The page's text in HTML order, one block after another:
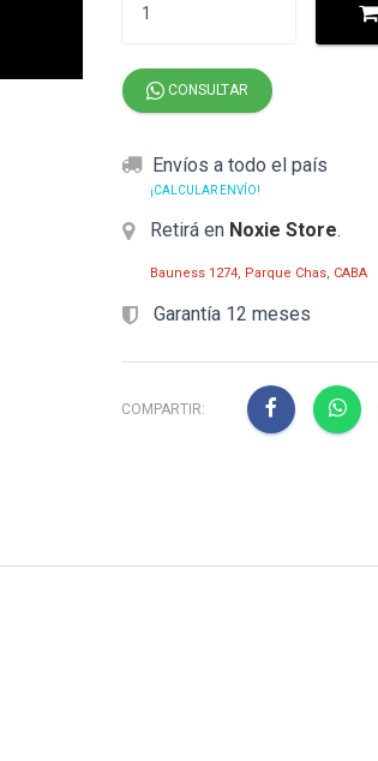
CONSULTAR
Envíos a todo el país
¡CALCULAR ENVÍO!
Retirá en Noxie Store.
Bauness 1274, Parque Chas, CABA
Garantía 12 meses
COMPARTIR: